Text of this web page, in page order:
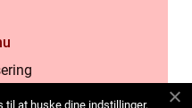
til at huske dine indstillinger,